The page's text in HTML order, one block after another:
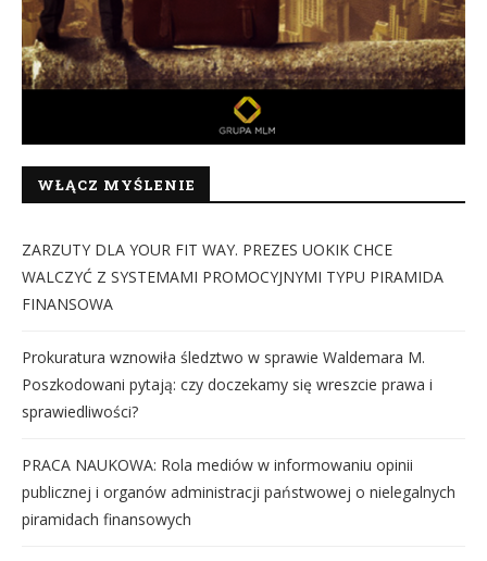
WŁĄCZ MYŚLENIE
ZARZUTY DLA YOUR FIT WAY. PREZES UOKIK CHCE
WALCZYĆ Z SYSTEMAMI PROMOCYJNYMI TYPU PIRAMIDA
FINANSOWA
Prokuratura wznowiła śledztwo w sprawie Waldemara M.
Poszkodowani pytają: czy doczekamy się wreszcie prawa i
sprawiedliwości?
PRACA NAUKOWA: Rola mediów w informowaniu opinii
publicznej i organów administracji państwowej o nielegalnych
piramidach finansowych